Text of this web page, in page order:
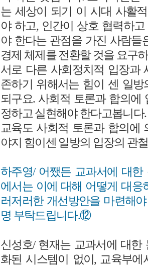
는 세상이 되기 이 시대 사활
야 하고, 인간이 상호 협력하
야 한다는 관점을 가진 사람들
경제 체제를 전환할 것을 요구
서로 다른 사회정치적 입장과
존하기 위해서는 힘이 센 일
되구요. 사회적 토론과 합의에
정하고 실현해야 한다고봅니다.
교육도 사회적 토론과 합의에
야지 힘이센 일방의 입장의 관
하주영/ 어쨌든 교과서에 대
에서는 이에 대해 어떻게 대응
러저러한 개선방안을 마련해
명 부탁드립니다.⑫
신성호/ 현재는 교과서에 대한
화된 시스템이 없이, 교육부